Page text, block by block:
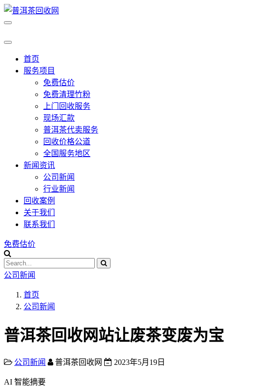
首页
服务项目
免费估价
免费清理竹粉
上门回收服务
现场汇款
普洱茶代卖服务
回收价格公道
全国服务地区
新闻资讯
公司新闻
行业新闻
回收案例
关于我们
联系我们
免费估价
公司新闻
首页
公司新闻
普洱茶回收网站让废茶变废为宝
公司新闻 普洱茶回收网 2023年5月19日
AI 智能摘要